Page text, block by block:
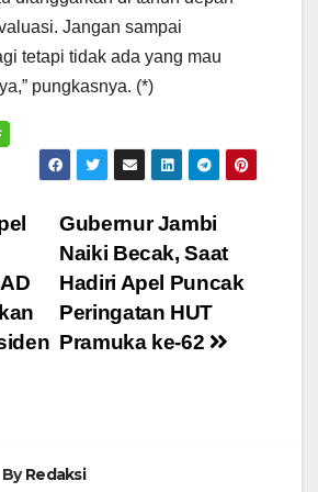
Jangan sampai
tetapi tidak ada yang mau
pungkasnya. (*)
Gubernur Jambi
Naiki Becak, Saat
Hadiri Apel Puncak
Peringatan HUT
Pramuka ke-62
ByRedaksi